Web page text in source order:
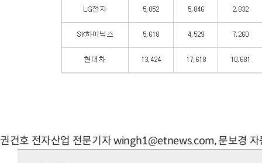
권건호 전자산업 전문기자 wingh1@etnews.com, 문보경